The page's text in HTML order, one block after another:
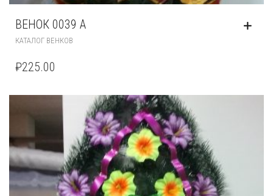
ВЕНОК 0039 А
КАТАЛОГ ВЕНКОВ
₽225.00